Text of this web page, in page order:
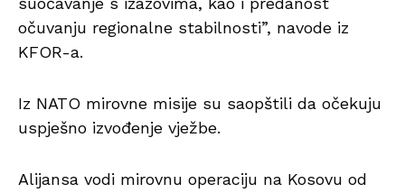
očuvanju regionalne stabilnosti”, navode iz
KFOR-a.
Iz NATO mirovne misije su saopštili da očekuju
uspješno izvođenje vježbe.
Alijansa vodi mirovnu operaciju na Kosovu od